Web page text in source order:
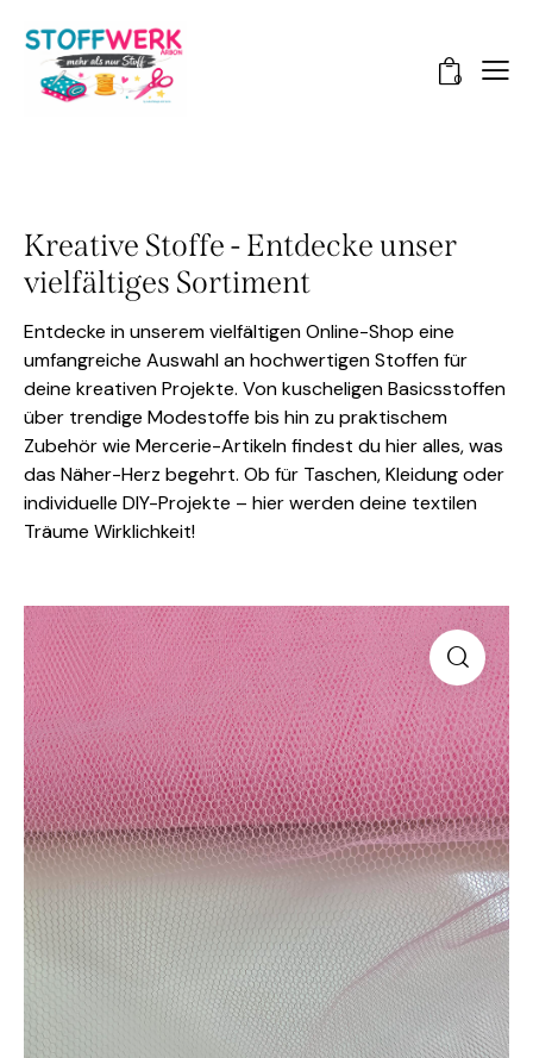
0
Kreative Stoffe - Entdecke unser
vielfältiges Sortiment
Entdecke in unserem vielfältigen Online-Shop eine
umfangreiche Auswahl an hochwertigen Stoffen für
deine kreativen Projekte. Von kuscheligen Basicsstoffen
über trendige Modestoffe bis hin zu praktischem
Zubehör wie Mercerie-Artikeln findest du hier alles, was
das Näher-Herz begehrt. Ob für Taschen, Kleidung oder
individuelle DIY-Projekte – hier werden deine textilen
Träume Wirklichkeit!